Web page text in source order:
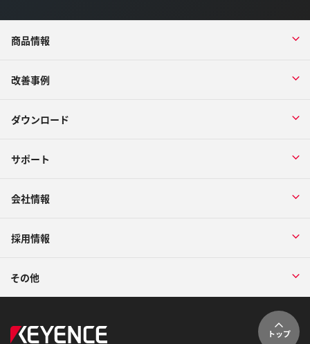
商品情報
改善事例
ダウンロード
サポート
会社情報
採用情報
その他
トップ